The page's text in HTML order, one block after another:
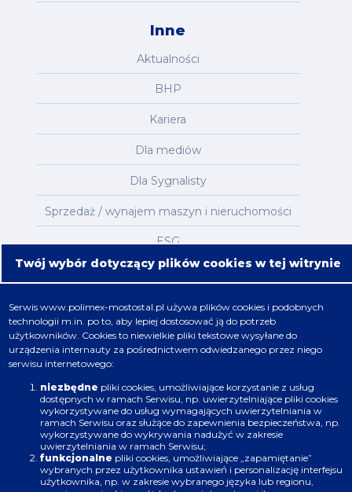
Inne
Aktualności
BHP
Kariera
Dla mediów
Dla Sygnalisty
Sprzedaż / wynajem maszyn i nieruchomości
ESG
Kontakty
Mapa serwisu
Oferta
Energetyka
Budownictwo
Produkcja
Twój wybór dotyczący plików cookies w tej witrynie
Serwiswww.polimex-mostostal.pl używa plików cookies i podobnych
technologii m.in. po to, aby lepiej dostosować ją do potrzeb
użytkowników. Cookies to niewielkie pliki tekstowe wysyłane do
urządzenia internauty za pośrednictwem odwiedzanego przez niego
serwisu internetowego:
niezbędne pliki cookies, umożliwiające korzystanie z usług
dostępnych w ramach Serwisu, np. uwierzytelniające pliki cookies
wykorzystywane do usług wymagających uwierzytelniania w
ramach Serwisu oraz służące do zapewnienia bezpieczeństwa, np.
wykorzystywane do wykrywania nadużyć w zakresie
uwierzytelniania w ramach Serwisu;
funkcjonalne pliki cookies, umożliwiające „zapamiętanie”
wybranych przez użytkownika ustawień i personalizację interfejsu
użytkownika, np. w zakresie wybranego języka lub regionu,